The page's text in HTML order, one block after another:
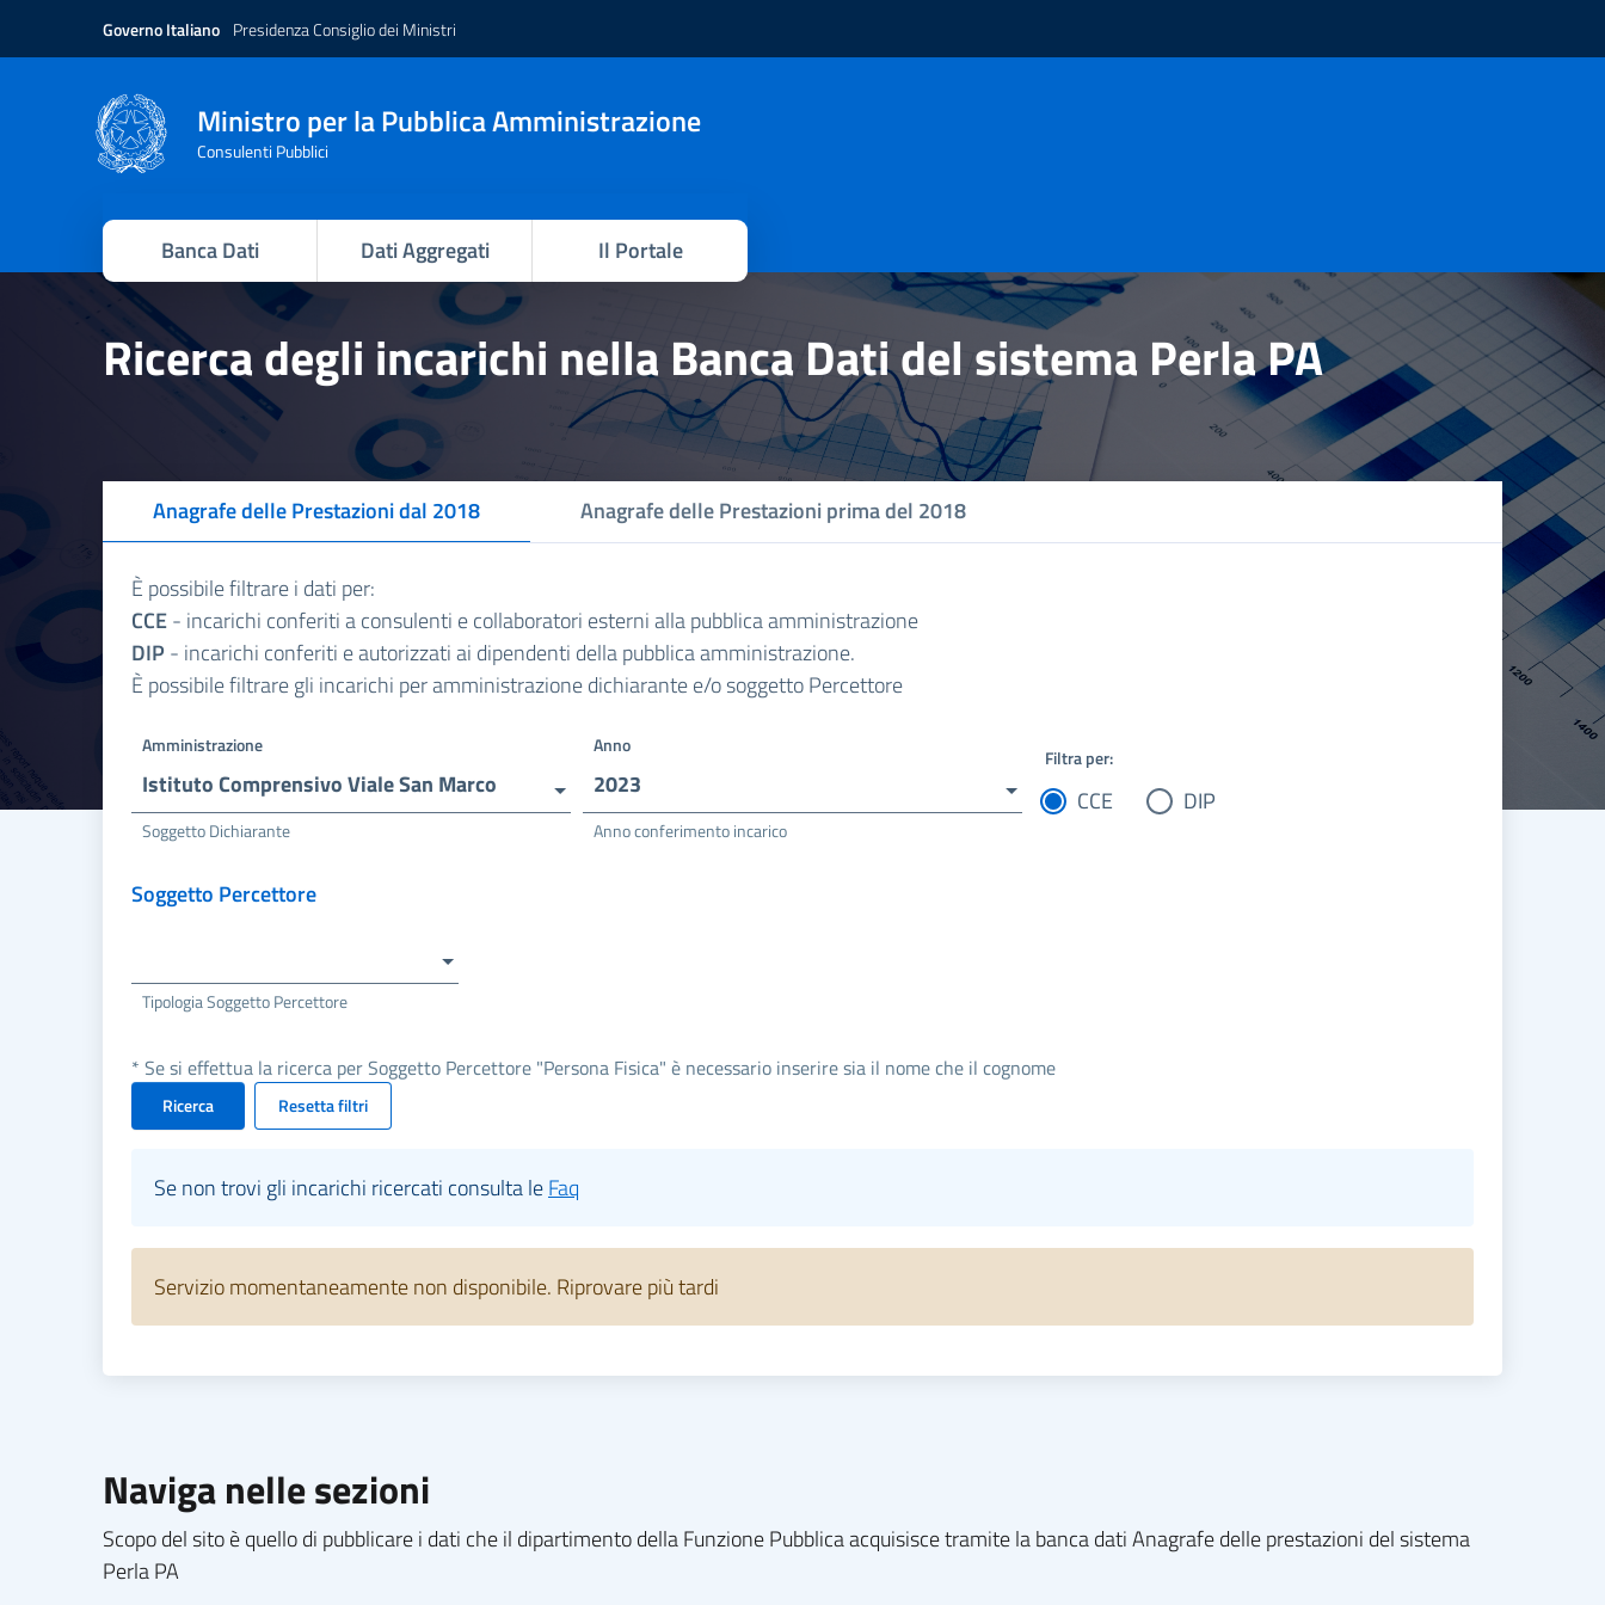
Governo Italiano Presidenza Consiglio dei Ministri
Ministro per la Pubblica Amministrazione
Consulenti Pubblici
Banca Dati Dati Aggregati Il Portale
Ricerca degli incarichi nella Banca Dati del sistema Perla PA
Anagrafe delle Prestazioni dal 2018 Anagrafe delle Prestazioni prima del 2018
È possibile filtrare i dati per:
CCE- incarichi conferiti a consulenti e collaboratori esterni alla pubblica amministrazione
DIP - incarichi conferiti e autorizzati ai dipendenti della pubblica amministrazione.
È possibile filtrare gli incarichi per amministrazione dichiarante e/o soggetto Percettore
Amministrazione
Istituto Comprensivo Viale San Marco
Soggetto Dichiarante
Anno
2023
Anno conferimento incarico
Filtra per:
CCE DIP
Soggetto Percettore
Tipologia Soggetto Percettore
* Se si effettua la ricerca per Soggetto Percettore "Persona Fisica" è necessario inserire sia il nome che il cognome
Ricerca Resetta filtri
Se non trovi gli incarichi ricercati consulta leFaq
Servizio momentaneamente non disponibile. Riprovare più tardi
Naviga nelle sezioni
Scopo del sito è quello di pubblicare i dati che il dipartimento della Funzione Pubblica acquisisce tramite la banca dati Anagrafe delle prestazioni del sistema
Perla PA